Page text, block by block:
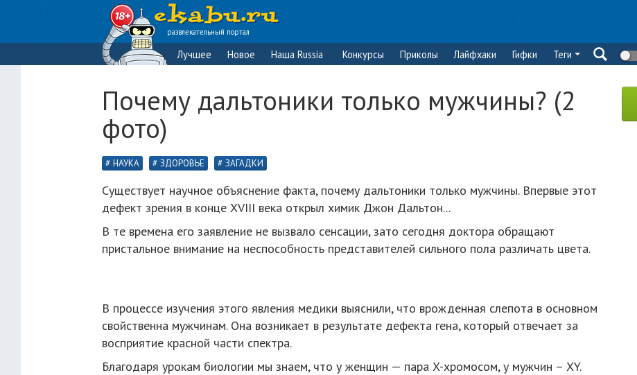
развлекательный портал
Лучшее Новое Наша Russia Конкурсы Приколы Лайфхаки Гифки Теги
Почему дальтоники только мужчины? (2
фото)
НАУКА ЗДОРОВЬЕ ЗАГАДКИ
Существует научное объяснение факта, почему дальтоники только мужчины. Впервые этот
дефект зрения в конце XVIII века открыл химик Джон Дальтон...
В те времена его заявление не вызвало сенсации, зато сегодня доктора обращают
пристальное внимание на неспособность представителей сильного пола различать цвета.
В процессе изучения этого явления медики выяснили, что врожденная слепота в основном
свойственна мужчинам. Она возникает в результате дефекта гена, который отвечает за
восприятие красной части спектра.
Благодаря урокам биологии мы знаем, что у женщин — пара X-хромосом, у мужчин – XY.